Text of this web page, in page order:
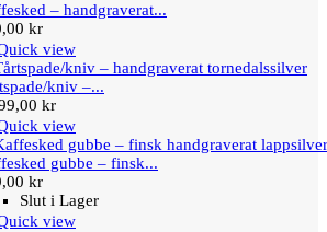
– handgraverat...
kr
view
kniv –...
kr
view
gubbe – finsk...
kr
Slut i Lager
view